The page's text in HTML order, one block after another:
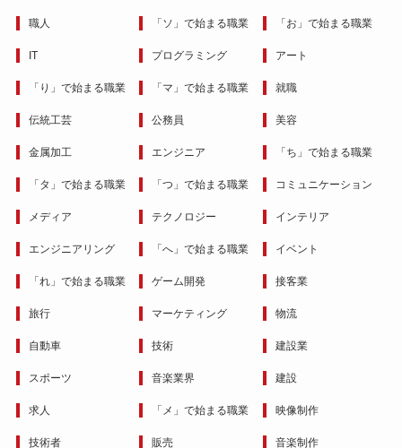
職人 「ソ」で始まる職業 「お」で始まる職業
IT プログラミング アート
「り」で始まる職業 「マ」で始まる職業 就職
伝統工芸 公務員 美容
金属加工 エンジニア 「ち」で始まる職業
「タ」で始まる職業 「つ」で始まる職業 コミュニケーション
メディア テクノロジー インテリア
エンジニアリング 「へ」で始まる職業 イベント
「れ」で始まる職業 ゲーム開発 接客業
旅行 マーケティング 物流
自動車 技術 建設業
スポーツ 音楽業界 建設
求人 「メ」で始まる職業 映像制作
技術者 販売 音楽制作